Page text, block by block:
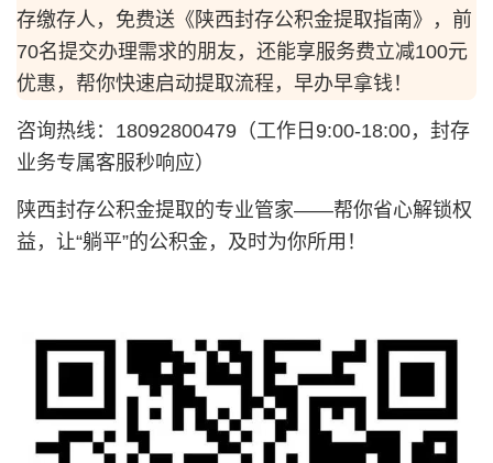
存缴存人，免费送《陕西封存公积金提取指南》，前
70名提交办理需求的朋友，还能享服务费立减100元
优惠，帮你快速启动提取流程，早办早拿钱！
咨询热线：18092800479（工作日9:00-18:00，封存
业务专属客服秒响应）
陕西封存公积金提取的专业管家——帮你省心解锁权
益，让“躺平”的公积金，及时为你所用！